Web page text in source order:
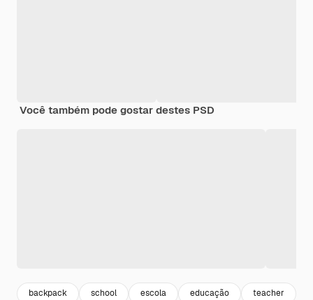
Você também pode gostar destes PSD
backpack school escola educação teacher